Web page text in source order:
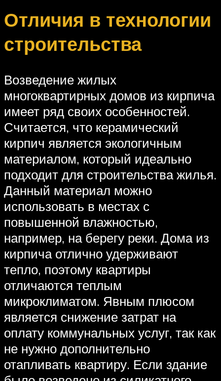
Отличия в технологии
строительства
Возведение жилых
многоквартирных домов из кирпича
имеет ряд своих особенностей.
Считается, что керамический
кирпич является экологичным
материалом, который идеально
подходит для строительства жилья.
Данный материал можно
использовать в местах с
повышенной влажностью,
например, на берегу реки. Дома из
кирпича отлично удерживают
тепло, поэтому квартиры
отличаются теплым
микроклиматом. Явным плюсом
является снижение затрат на
оплату коммунальных услуг, так как
не нужно дополнительно
отапливать квартиру. Если здание